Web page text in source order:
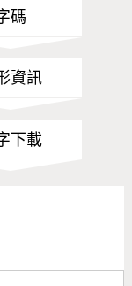
碼
資訊
下載